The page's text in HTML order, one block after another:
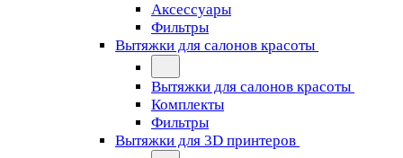
Аксессуары
Фильтры
Вытяжки для салонов красоты
Вытяжки для салонов красоты
Комплекты
Фильтры
Вытяжки для 3D принтеров